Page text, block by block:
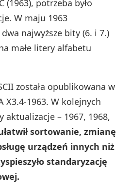
(1963), potrzeba było
W maju 1963
najwyższe bity (6. i 7.)
małe litery alfabetu
została opublikowana w
X3.4-1963. W kolejnych
aktualizacje – 1967, 1968,
sortowanie, zmianę
urządzeń innych niż
standaryzację